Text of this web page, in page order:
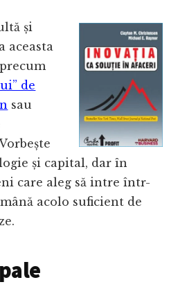
și
aceasta
de
sau
și capital, dar în
care aleg să intre într-
acolo suficient de